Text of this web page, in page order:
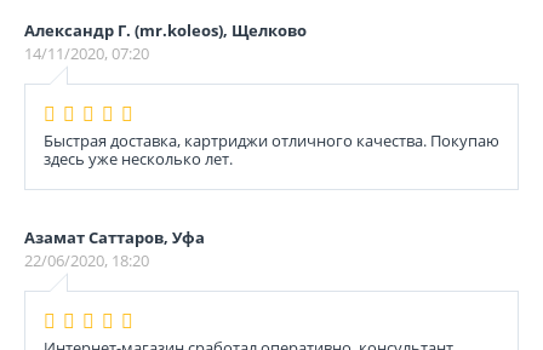
Александр Г. (mr.koleos), Щелково
14/11/2020, 07:20
Быстрая доставка, картриджи отличного качества. Покупаю
здесь уже несколько лет.
Азамат Саттаров, Уфа
22/06/2020, 18:20